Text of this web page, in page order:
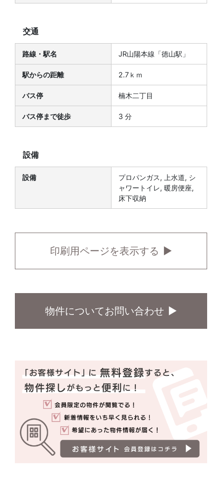
交通
路線・駅名 JR山陽本線「徳山駅」
駅からの距離 2.7ｋｍ
バス停 楠木二丁目
バス停まで徒歩 3 分
設備
設備
プロパンガス, 上水道, シ
ャワートイレ, 暖房便座,
床下収納
印刷用ページを表示する
物件についてお問い合わせ